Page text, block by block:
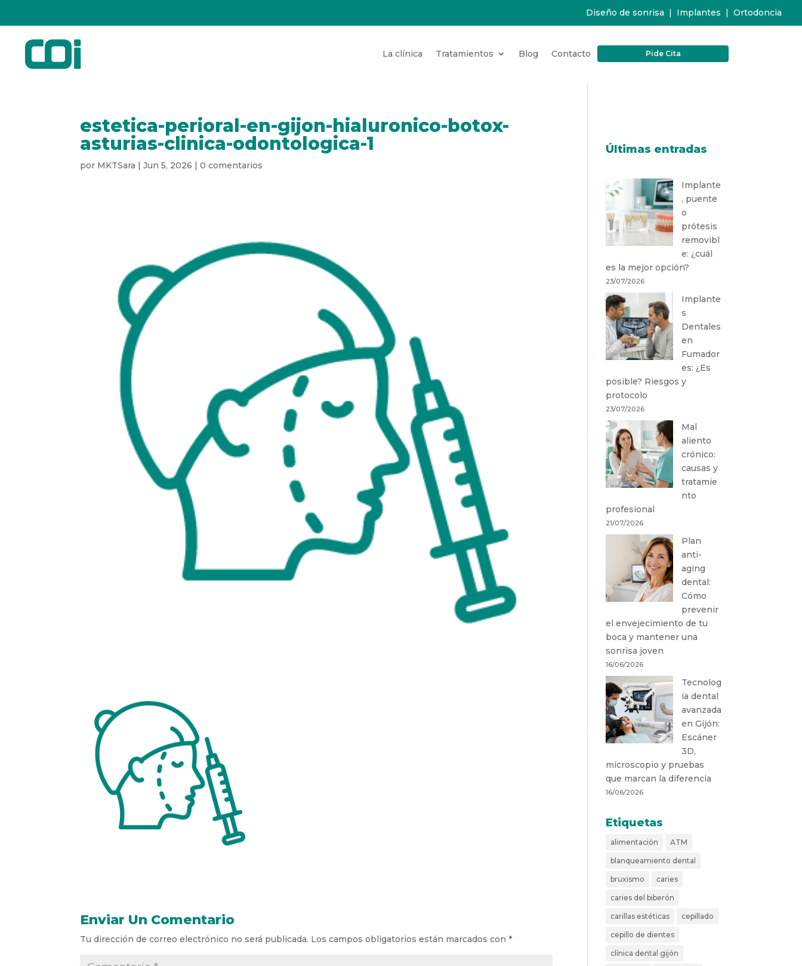
Diseño de sonrisa | Implantes |Ortodoncia
La clínica Tratamientos Blog Contacto Pide Cita
estetica-perioral-en-gijon-hialuronico-botox-
asturias-clinica-odontologica-1
por MKTSara |Jun 5, 2026 |0 comentarios
Enviar Un Comentario
Tu dirección de correo electrónico no será publicada. Los campos obligatorios están marcados con*
Últimas entradas
Implante
, puente
o
prótesis
removibl
e: ¿cuál
es la mejor opción?
23/07/2026
Implante
s
Dentales
en
Fumador
es: ¿Es
posible? Riesgos y
protocolo
23/07/2026
Mal
aliento
crónico:
causas y
tratamie
nto
profesional
21/07/2026
Plan
anti-
aging
dental:
Cómo
prevenir
el envejecimiento de tu
boca y mantener una
sonrisa joven
16/06/2026
Tecnolog
ía dental
avanzada
en Gijón:
Escáner
3D,
microscopio y pruebas
que marcan la diferencia
16/06/2026
Etiquetas
alimentación ATM
blanqueamiento dental
bruxismo caries
caries del biberón
carillas estéticas cepillado
cepillo de dientes
clínica dental gijón